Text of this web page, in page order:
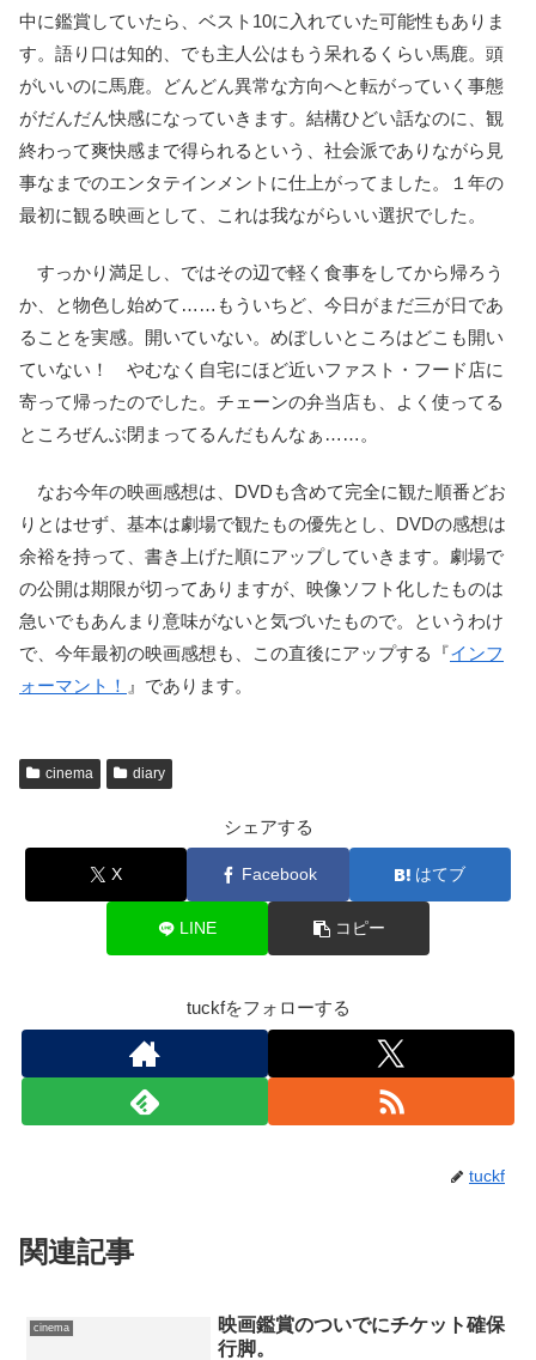
中に鑑賞していたら、ベスト10に入れていた可能性もありま
す。語り口は知的、でも主人公はもう呆れるくらい馬鹿。頭
がいいのに馬鹿。どんどん異常な方向へと転がっていく事態
がだんだん快感になっていきます。結構ひどい話なのに、観
終わって爽快感まで得られるという、社会派でありながら見
事なまでのエンタテインメントに仕上がってました。１年の
最初に観る映画として、これは我ながらいい選択でした。
すっかり満足し、ではその辺で軽く食事をしてから帰ろう
か、と物色し始めて……もういちど、今日がまだ三が日であ
ることを実感。開いていない。めぼしいところはどこも開い
ていない！ やむなく自宅にほど近いファスト・フード店に
寄って帰ったのでした。チェーンの弁当店も、よく使ってる
ところぜんぶ閉まってるんだもんなぁ……。
なお今年の映画感想は、DVDも含めて完全に観た順番どお
りとはせず、基本は劇場で観たもの優先とし、DVDの感想は
余裕を持って、書き上げた順にアップしていきます。劇場で
の公開は期限が切ってありますが、映像ソフト化したものは
急いでもあんまり意味がないと気づいたもので。というわけ
で、今年最初の映画感想も、この直後にアップする『インフ
ォーマント！ 』であります。
cinema diary
シェアする
X Facebook はてブ
LINE コピー
tuckfをフォローする
tuckf
関連記事
cinema
映画鑑賞のついでにチケット確保
行脚。